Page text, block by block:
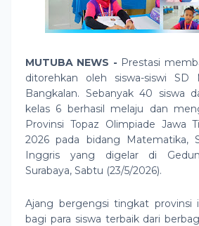
MUTUBA NEWS - Prestasi
ditorehkan oleh siswa-siswi SD
Bangkalan. Sebanyak 40 siswa
kelas 6 berhasil melaju dan
Provinsi Topaz Olimpiade Jawa
2026 pada bidang Matematika,
Inggris yang digelar di
Surabaya, Sabtu (23/5/2026).
Ajang bergengsi tingkat provinsi
bagi para siswa terbaik dari